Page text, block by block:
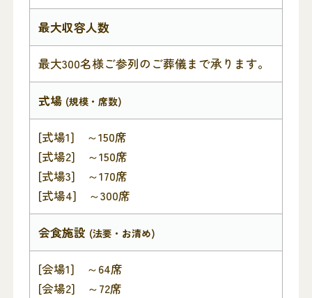
最大収容人数
最大300名様ご参列のご葬儀まで承ります。
式場 (規模・席数)
[式場1] ～150席
[式場2] ～150席
[式場3] ～170席
[式場4] ～300席
会食施設 (法要・お清め)
[会場1] ～64席
[会場2] ～72席